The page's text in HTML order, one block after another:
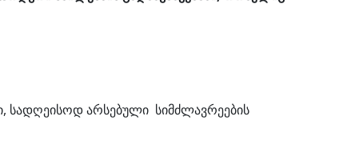
სადღეისოდ არსებული სიმძლავრეების